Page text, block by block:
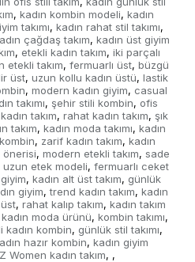
, kadın kombin modeli, kadın
takımı, kadın rahat stil takımı,
çağdaş takım, kadın üst giyim
, etekli kadın takım, iki parçalı
etekli takım, fermuarlı üst, büzgü
üst, uzun kollu kadın üstü, lastik
, modern kadın giyim, casual
takımı, şehir stili kombin, ofis
takım, rahat kadın takım, şık
takım, kadın moda takımı, kadın
, zarif kadın takım, kadın
önerisi, modern etekli takım, sade
uzun etek modeli, fermuarlı ceket
, kadın alt üst takım, günlük
giyim, trend kadın takım, kadın
, rahat kalıp takım, kadın takım
kadın moda ürünü, kombin takımı,
kadın kombin, günlük stil takımı,
hazır kombin, kadın giyim
Women kadın takım, ,